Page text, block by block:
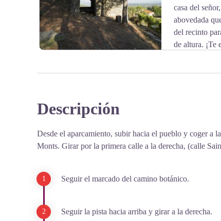
View picture in full screen
casa del
abovedada
del recinto
de altura. ¡Te
Descripción
Desde el aparcamiento, subir hacia el pueblo y coger a
Monts. Girar por la primera calle a la derecha, (calle
Seguir el marcado del camino botánico.
Seguir la pista hacia arriba y girar a la derecha.